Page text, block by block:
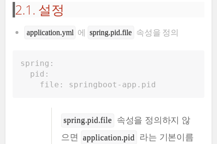
2.1. 설정
application.yml 에 spring.pid.file 속성을 정의
spring:
pid:
file: springboot-app.pid
spring.pid.file
속성을 정의하지 않
으면
application.pid
라는 기본이름